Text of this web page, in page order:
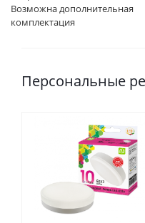
Возможна дополнительная
комплектация
Персональные